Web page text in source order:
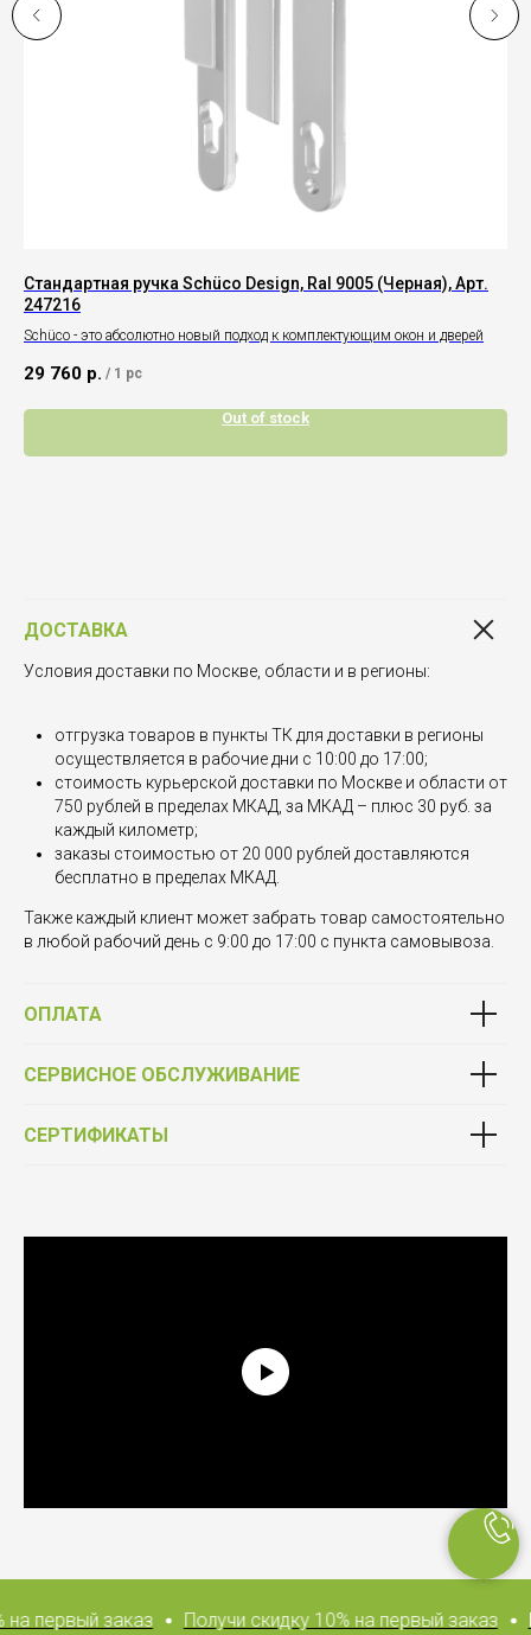
Стандартная ручка Schüco Design, Ral 9005 (Черная), Арт.
247216
Schüco - это абсолютно новый подход к комплектующим окон и дверей
29 760 р. / 1 pc
Out of stock
ДОСТАВКА
Условия доставки по Москве, области и в регионы:
отгрузка товаров в пункты ТК для доставки в регионы
осуществляется в рабочие дни с 10:00 до 17:00;
стоимость курьерской доставки по Москве и области от
750 рублей в пределах МКАД, за МКАД – плюс 30 руб. за
каждый километр;
заказы стоимостью от 20 000 рублей доставляются
бесплатно в пределах МКАД.
Также каждый клиент может забрать товар самостоятельно
в любой рабочий день с 9:00 до 17:00 с пункта самовывоза.
ОПЛАТА
СЕРВИСНОЕ ОБСЛУЖИВАНИЕ
СЕРТИФИКАТЫ
первый заказ Получи скидку 10% на первый заказ